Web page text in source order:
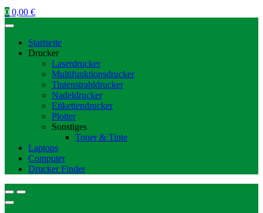
0 0,00 €
Startseite
Drucker
Laserdrucker
Multifunktionsdrucker
Tintenstrahldrucker
Nadeldrucker
Etikettendrucker
Plotter
Sonstiges
Toner & Tinte
Laptops
Computer
Drucker Finder